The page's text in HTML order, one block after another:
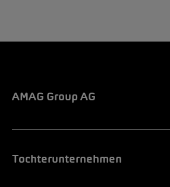
AMAG Group AG
Tochterunternehmen